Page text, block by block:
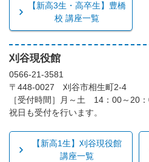
【新高3生・高卒生】豊橋
校 講座一覧
刈谷現役館
0566-21-3581
〒448-0027 刈谷市相生町2-4
［受付時間］月～土 14：00～20
祝日も受付を行います。
【新高1生】刈谷現役館
講座一覧